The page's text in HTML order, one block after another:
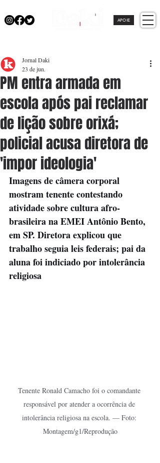
APOIE
PM entra armada em
escola após pai reclamar
de lição sobre orixá;
policial acusa diretora de
'impor ideologia'
Jornal Daki
23 de jun.
Imagens de câmera corporal
mostram tenente contestando
atividade sobre cultura afro-
brasileira na EMEI Antônio Bento,
em SP. Diretora explicou que
trabalho seguia leis federais; pai da
aluna foi indiciado por intolerância
religiosa
Tenente Ronald Camacho foi o comandante
responsável por atender a ocorrência de
intolerância religiosa na escola. — Foto:
Montagem/g1/Reprodução